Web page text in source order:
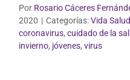
Por Rosario Cáceres
2020 | Categorías:Vida
coronavirus, cuidado de la
invierno, jóvenes, virus